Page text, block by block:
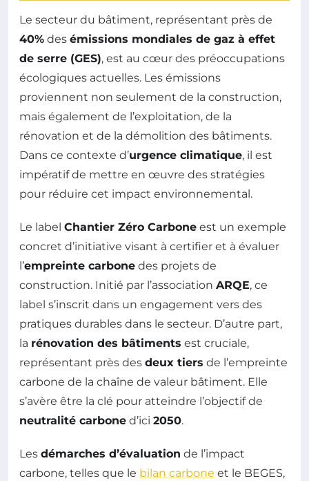
Le secteur du bâtiment, représentant près de
40% des émissions mondiales de gaz à effet
de serre (GES), est au cœur des préoccupations
écologiques actuelles. Les émissions
proviennent non seulement de la construction,
mais également de l’exploitation, de la
rénovation et de la démolition des bâtiments.
Dans ce contexte d’urgence climatique, il est
impératif de mettre en œuvre des stratégies
pour réduire cet impact environnemental.
Le label Chantier Zéro Carbone est un exemple
concret d’initiative visant à certifier et à évaluer
l’empreinte carbone des projets de
construction. Initié par l’association ARQE, ce
label s’inscrit dans un engagement vers des
pratiques durables dans le secteur. D’autre part,
la rénovation des bâtiments est cruciale,
représentant près des deux tiers de l’empreinte
carbone de la chaîne de valeur bâtiment. Elle
s’avère être la clé pour atteindre l’objectif de
neutralité carbone d’ici 2050.
Les démarches d’évaluation de l’impact
carbone, telles que le bilan carbone et le BEGES,